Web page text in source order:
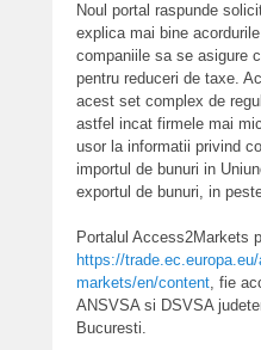
Noul portal raspunde
explica mai bine
companiile sa se asigure
pentru reduceri de taxe.
acest set complex de
astfel incat firmele mai
usor la informatii privind
importul de bunuri in
exportul de bunuri, in
Portalul Access2Markets
https://
markets/en/content, fie
ANSVSA si DSVSA
Bucuresti.